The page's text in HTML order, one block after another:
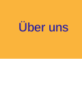
Über uns